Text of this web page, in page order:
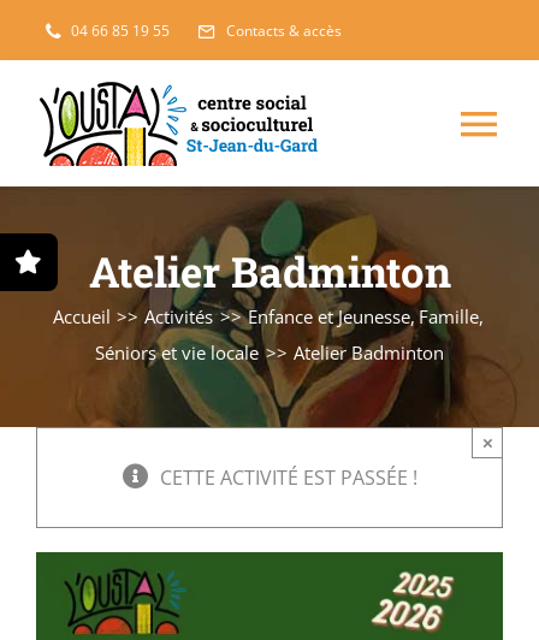
Passer
au
contenu
04 66 85 19 55 Contacts & accès
Projets solidaires
L’accueil
Séniors, Vie locale
Atelier Badminton
Accueil Activités Enfance et Jeunesse Famille
Séniors et vie locale
Atelier Badminton
CETTE ACTIVITÉ EST PASSÉE !
×